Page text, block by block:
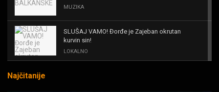
MUZIKA
SLUŠAJ VAMO! Đorđe je Zajeban okrutan
kurvin sin!
LOKALNO
Najčitanije